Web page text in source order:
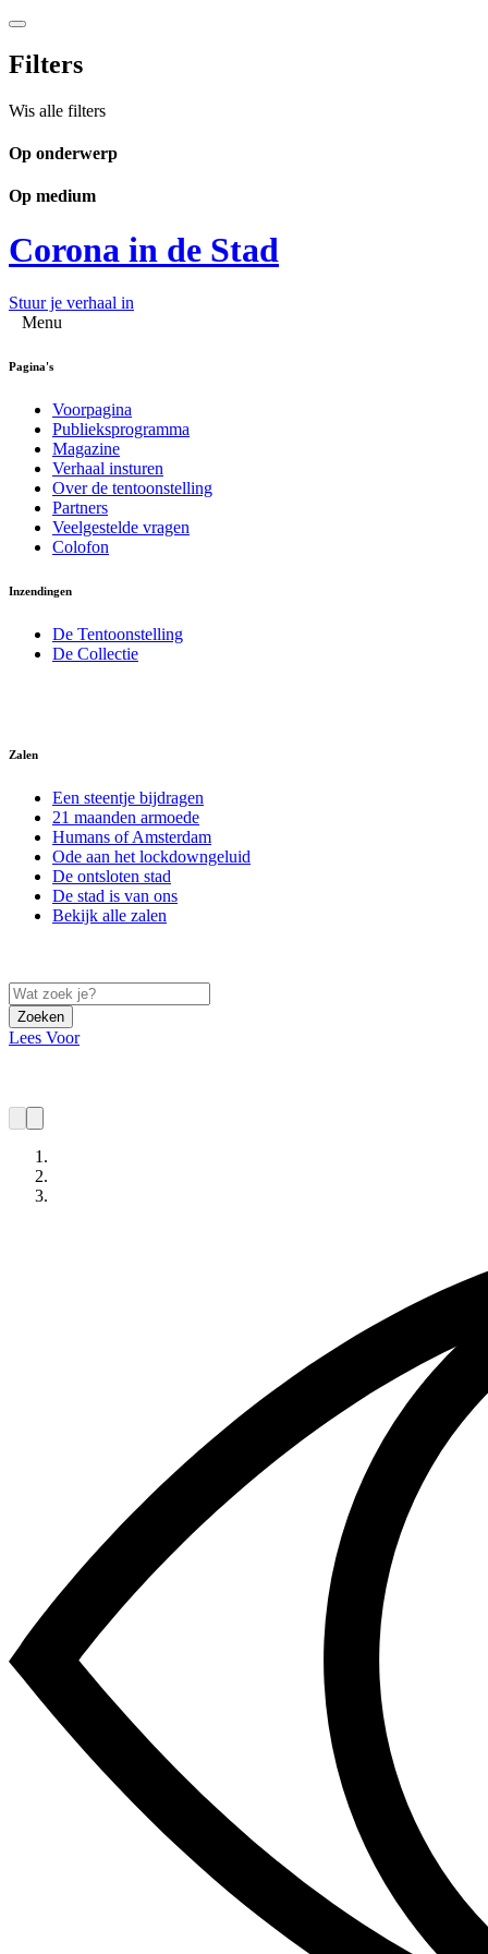
Filters
Wis alle filters
Op onderwerp
Op medium
Corona in de Stad
Stuur je verhaal in
Menu
Pagina's
Voorpagina
Publieksprogramma
Magazine
Verhaal insturen
Over de tentoonstelling
Partners
Veelgestelde vragen
Colofon
Inzendingen
De Tentoonstelling
De Collectie
Zalen
Een steentje bijdragen
21 maanden armoede
Humans of Amsterdam
Ode aan het lockdowngeluid
De ontsloten stad
De stad is van ons
Bekijk alle zalen
Zoeken
Lees Voor